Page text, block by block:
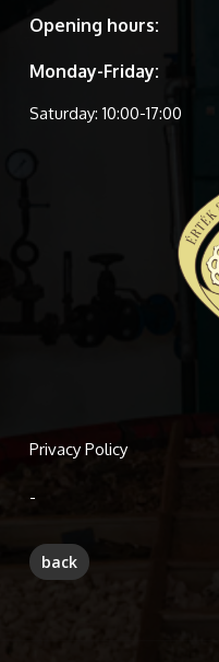
Opening hours:
Monday-Friday:
Saturday: 10:00-17:00
Privacy Policy
-